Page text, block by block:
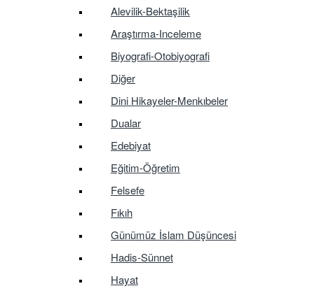
Alevilik-Bektaşilik
Araştırma-Inceleme
Biyografi-Otobiyografi
Diğer
Dini Hikayeler-Menkıbeler
Dualar
Edebiyat
Eğitim-Öğretim
Felsefe
Fıkıh
Günümüz İslam Düşüncesi
Hadis-Sünnet
Hayat